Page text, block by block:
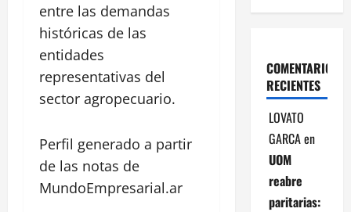
entre las demandas
históricas de las
entidades
representativas del
sector agropecuario.
Perfil generado a partir
de las notas de
MundoEmpresarial.ar
COMENTARIOS
RECIENTES
LOVATO
GARCAen
UOM
reabre
paritarias: